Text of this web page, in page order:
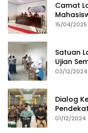
Camat
15/04/2025
Satuan
Ujian
Proses
03/12/2024
Dialog
01/12/2024